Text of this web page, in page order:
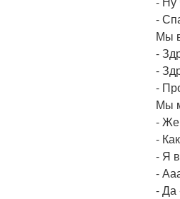
-
Мы
-
-
-
Мы
-
-
- Я
-
- Да